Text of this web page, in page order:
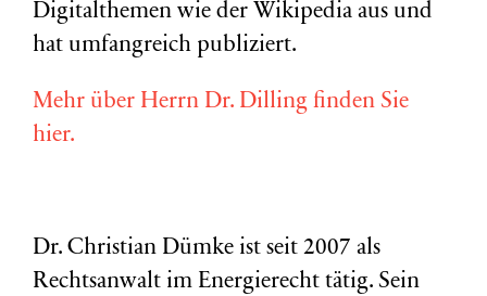
Digitalthemen wie der Wikipedia aus und
hat umfangreich publiziert.
Mehr über Herrn Dr. Dilling finden Sie
hier.
Dr. Christian Dümke ist seit 2007 als
Rechtsanwalt im Energierecht tätig. Sein